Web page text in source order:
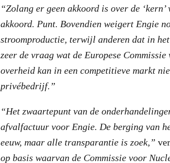
“Zolang er geen akkoord is over de
akkoord. Punt. Bovendien weigert Engie
stroomproductie, terwijl anderen dat in
zeer de vraag wat de Europese Commissie
overheid kan in een competitieve markt
privébedrijf.”
“Het zwaartepunt van de
afvalfactuur voor Engie. De berging van
eeuw, maar alle transparantie is zoek,”
op basis waarvan de Commissie voor